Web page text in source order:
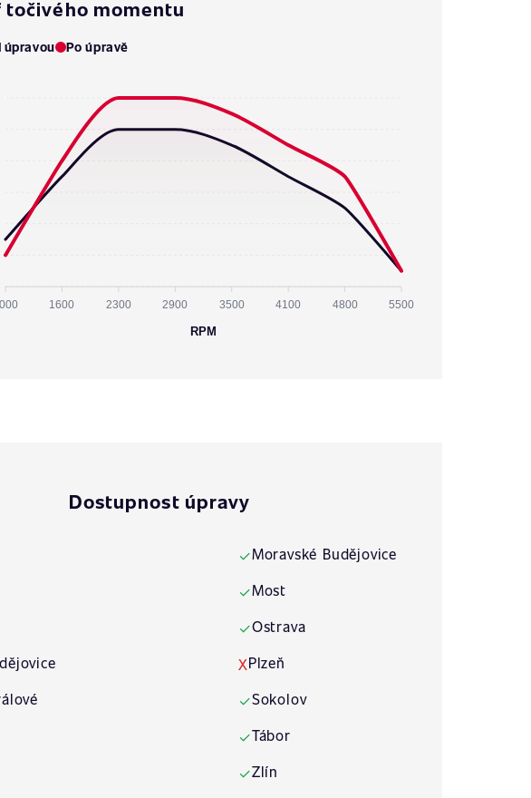
točivého momentu
úpravou Po úpravě
1600 2300 2900 3500 4100 4800 5500
RPM
Dostupnost úpravy
✓Moravské Budějovice
✓Most
✓Ostrava
XPlzeň
✓Sokolov
✓Tábor
✓Zlín